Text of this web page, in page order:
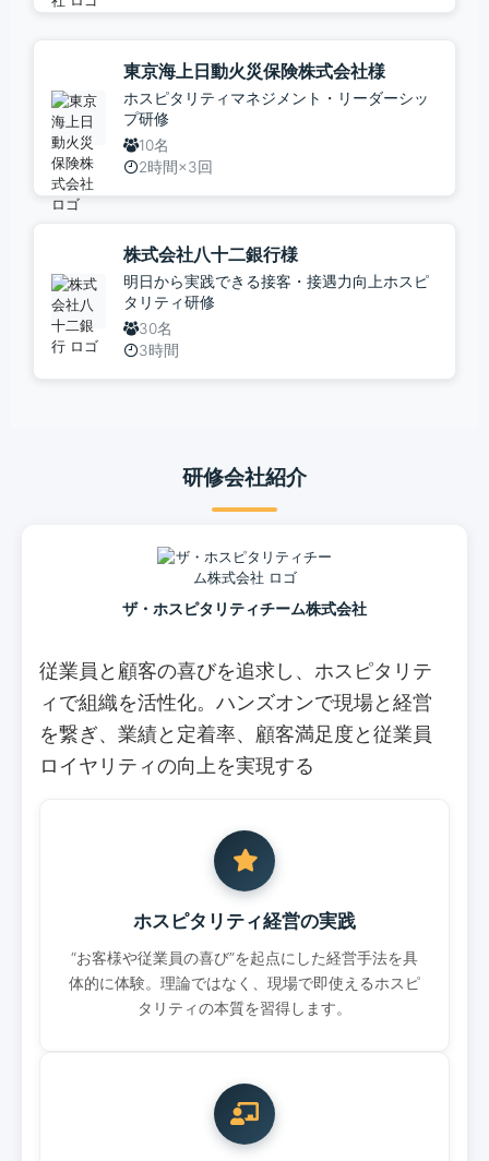
東京海上日動火災保険株式会社様
ホスピタリティマネジメント・リーダーシッ
プ研修
10名
2時間×3回
株式会社八十二銀行様
明日から実践できる接客・接遇力向上ホスピ
タリティ研修
30名
3時間
研修会社紹介
ザ・ホスピタリティチーム株式会社
従業員と顧客の喜びを追求し、ホスピタリテ
ィで組織を活性化。ハンズオンで現場と経営
を繋ぎ、業績と定着率、顧客満足度と従業員
ロイヤリティの向上を実現する
ホスピタリティ経営の実践
“お客様や従業員の喜び”を起点にした経営手法を具
体的に体験。理論ではなく、現場で即使えるホスピ
タリティの本質を習得します。